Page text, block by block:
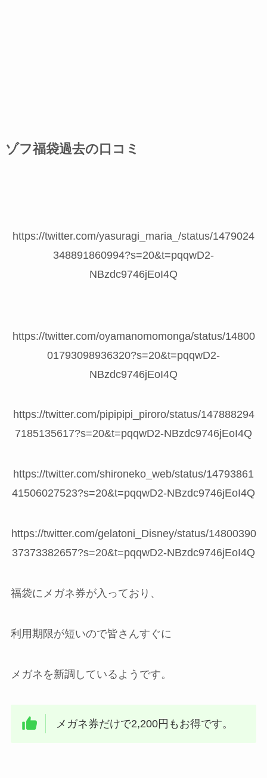
ゾフ福袋過去の口コミ
https://twitter.com/yasuragi_maria_/status/1479024
348891860994?s=20&t=pqqwD2-
NBzdc9746jEoI4Q
https://twitter.com/oyamanomomonga/status/14800
01793098936320?s=20&t=pqqwD2-
NBzdc9746jEoI4Q
https://twitter.com/pipipipi_piroro/status/147888294
7185135617?s=20&t=pqqwD2-NBzdc9746jEoI4Q
https://twitter.com/shironeko_web/status/14793861
41506027523?s=20&t=pqqwD2-NBzdc9746jEoI4Q
https://twitter.com/gelatoni_Disney/status/14800390
37373382657?s=20&t=pqqwD2-NBzdc9746jEoI4Q
福袋にメガネ券が入っており、
利用期限が短いので皆さんすぐに
メガネを新調しているようです。
メガネ券だけで2,200円もお得です。